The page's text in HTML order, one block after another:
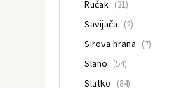
Ručak (21)
Savijača (2)
Sirova hrana (7)
Slano (54)
Slatko (84)